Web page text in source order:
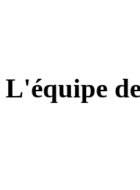
L'équipe